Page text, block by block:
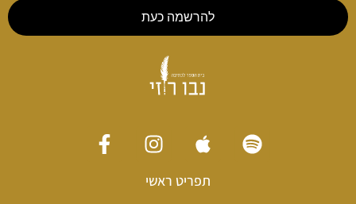
להרשמה כעת
תפריט ראשי